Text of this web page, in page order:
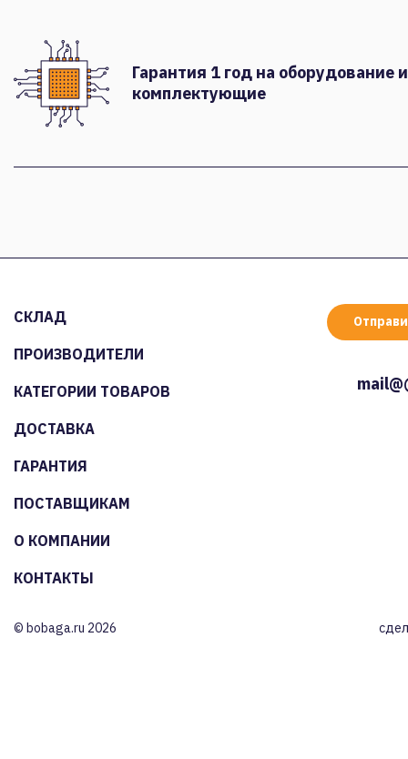
Гарантия 1 год на оборудование и
комплектующие
СКЛАД
ПРОИЗВОДИТЕЛИ
КАТЕГОРИИ ТОВАРОВ
ДОСТАВКА
ГАРАНТИЯ
ПОСТАВЩИКАМ
О КОМПАНИИ
КОНТАКТЫ
© bobaga.ru 2026